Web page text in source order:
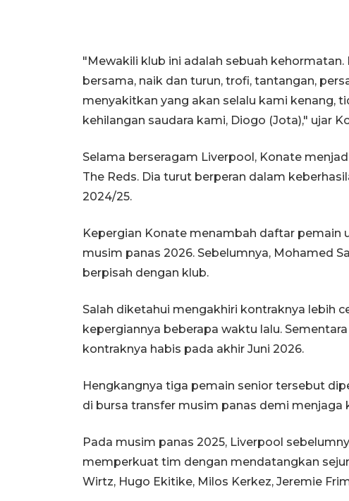
"Mewakili klub ini adalah sebuah
bersama, naik dan turun, trofi, tantangan,
menyakitkan yang akan selalu kami kenang,
kehilangan saudara kami, Diogo (Jota)," ujar
Selama berseragam Liverpool, Konate
The Reds. Dia turut berperan dalam
2024/25.
Kepergian Konate menambah daftar pemain
musim panas 2026. Sebelumnya, Mohamed
berpisah dengan klub.
Salah diketahui mengakhiri kontraknya lebih
kepergiannya beberapa waktu lalu.
kontraknya habis pada akhir Juni 2026.
Hengkangnya tiga pemain senior tersebut
di bursa transfer musim panas demi menjaga
Pada musim panas 2025, Liverpool
memperkuat tim dengan mendatangkan
Wirtz, Hugo Ekitike, Milos Kerkez, Jeremie